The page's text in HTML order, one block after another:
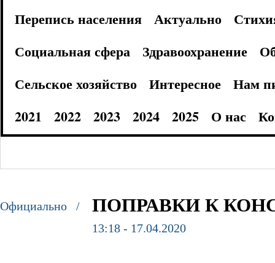
Перепись населения
Актуально
Социальная сфера
Здравоохранение
Сельское хозяйство
Интересное
Нам
2021
2022 2023 2024 2025 О нас
Официально / ПОПРАВКИ К
13:18 - 17.04.2020